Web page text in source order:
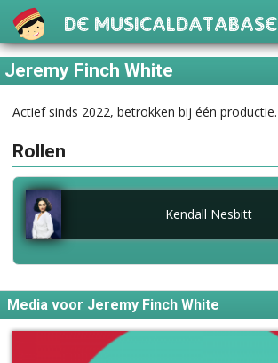
De Musicaldatabase
Jeremy Finch White
Actief sinds 2022, betrokken bij één productie.
Rollen
Kendall Nesbitt
Media voor Jeremy Finch White